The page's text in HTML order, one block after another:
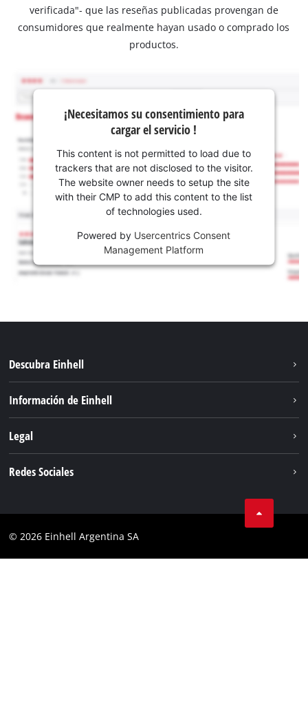
verificada"- que las reseñas publicadas provengan de
consumidores que realmente hayan usado o comprado los
productos.
¡Necesitamos su consentimiento para
cargar el servicio !
This content is not permitted to load due to
trackers that are not disclosed to the visitor.
The website owner needs to setup the site
with their CMP to add this content to the list
of technologies used.
Powered by Usercentrics Consent
Management Platform
Descubra Einhell
Servicio
Información de Einhell
Einhell global
Legal
Cumplimiento
Redes Sociales
Instagram
© 2026 Einhell Argentina SA